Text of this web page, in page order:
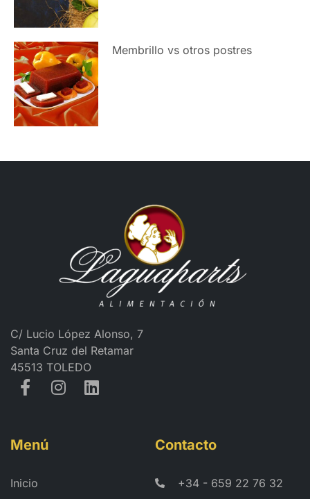
Membrillo vs otros postres
C/ Lucio López Alonso, 7
Santa Cruz del Retamar
45513 TOLEDO
Menú
Inicio
Contacto
+34 - 659 22 76 32